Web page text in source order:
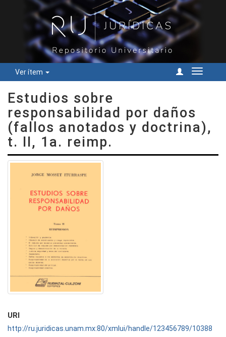
Ver ítem
Cambiar
Estudios sobre
responsabilidad por daños
(fallos anotados y doctrina),
t. II, 1a. reimp.
URI
http://ru.juridicas.unam.mx:80/xmlui/handle/123456789/10388